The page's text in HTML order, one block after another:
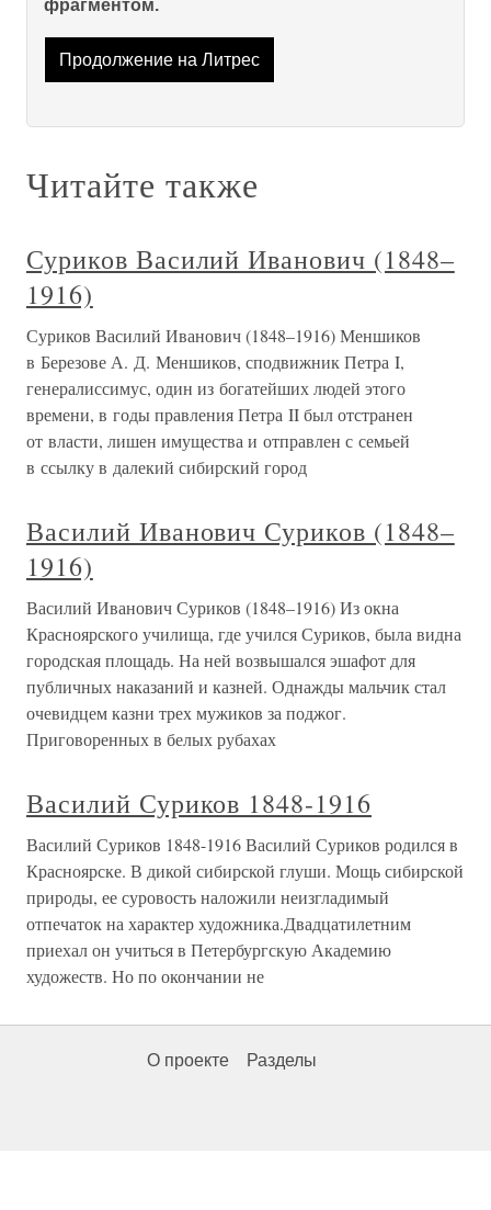
фрагментом.
Продолжение на Литрес
Читайте также
Суриков Василий Иванович (1848–
1916)
Суриков Василий Иванович (1848–1916) Меншиков
в Березове А. Д. Меншиков, сподвижник Петра I,
генералиссимус, один из богатейших людей этого
времени, в годы правления Петра II был отстранен
от власти, лишен имущества и отправлен с семьей
в ссылку в далекий сибирский город
Василий Иванович Суриков (1848–
1916)
Василий Иванович Суриков (1848–1916) Из окна
Красноярского училища, где учился Суриков, была видна
городская площадь. На ней возвышался эшафот для
публичных наказаний и казней. Однажды мальчик стал
очевидцем казни трех мужиков за поджог.
Приговоренных в белых рубахах
Василий Суриков 1848-1916
Василий Суриков 1848-1916 Василий Суриков родился в
Красноярске. В дикой сибирской глуши. Мощь сибирской
природы, ее суровость наложили неизгладимый
отпечаток на характер художника.Двадцатилетним
приехал он учиться в Петербургскую Академию
художеств. Но по окончании не
О проекте Разделы